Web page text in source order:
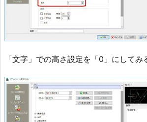
「文字」での高さ設定を「0」にしてみ